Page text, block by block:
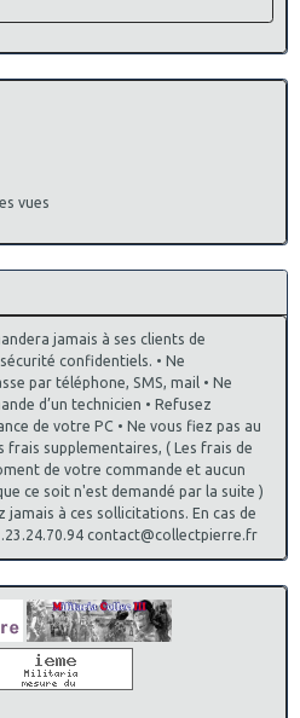
vues
jamais à ses clients de
confidentiels. • Ne
par téléphone, SMS, mail • Ne
d’un technicien • Refusez
de votre PC • Ne vous fiez pas au
frais supplementaires, ( Les frais de
de votre commande et aucun
ce soit n'est demandé par la suite )
à ces sollicitations. En cas de
contact@collectpierre.fr